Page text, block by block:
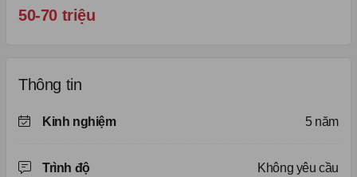
50-70 triệu
Thông tin
Kinh nghiệm 5 năm
Trình độ Không yêu cầu